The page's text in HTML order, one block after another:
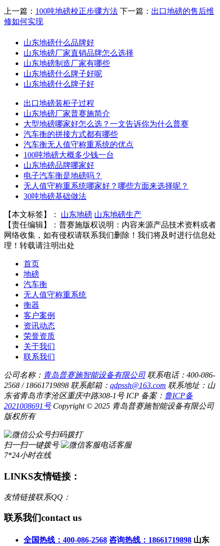
上一篇： 100吨地磅校正步骤方法 下一篇： 出口地磅的售后维
修如何实现
山东地磅什么品牌好
山东地磅厂家直销品牌怎么选择
山东地磅制造厂家有哪些
山东地磅什么牌子好呢
山东地磅什么牌子好
出口地磅装柜子过程
山东地磅厂家普赛施简介
大型地磅哪家好怎么选？一文告诉你为什么普赛
汽车衡的拼接方式都有哪些
汽车衡无人值守称重系统的优点
100吨地磅大概多少钱一台
山东地磅品牌哪家好
电子汽车衡是地磅吗？
无人值守称重系统哪家好？哪些方面来选择呢？
30吨地磅基础做法
【本文标签】： 山东地磅 山东地磅生产
【责任编辑】： 普赛施版权说明：内容来源产品技术资料或者
网络收集，如有侵权请联系我们删除！我们将及时进行信息处
理！转载请注明出处
首页
地磅
汽车衡
无人值守称重系统
衡器
客户案例
资讯动态
荣誉资质
关于我们
联系我们
公司名称： 青岛普赛施智能设备有限公司 联系电话：400-086-
2568 / 18661719898 联系邮箱： qdpssh@163.com 联系地址：山
东省青岛市李沧区重庆中路308-1号 ICP 备案： 鲁ICP备
2021008691号 Copyright © 2025 青岛普赛施智能设备有限公司
版权所有
扫码拨打
扫一扫一键拨号
电话客服
7*24小时在线
LINKS友情链接：
友情链接联系QQ：
联系我们contact us
全国热线：400-086-2568 咨询热线：18661719898 山东